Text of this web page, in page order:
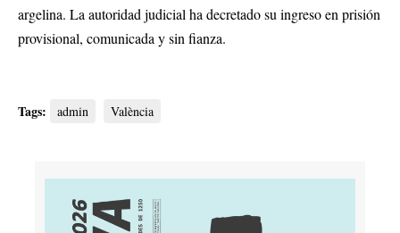
argelina. La autoridad judicial ha decretado su ingreso en prisión
provisional, comunicada y sin fianza.
Tags: admin València